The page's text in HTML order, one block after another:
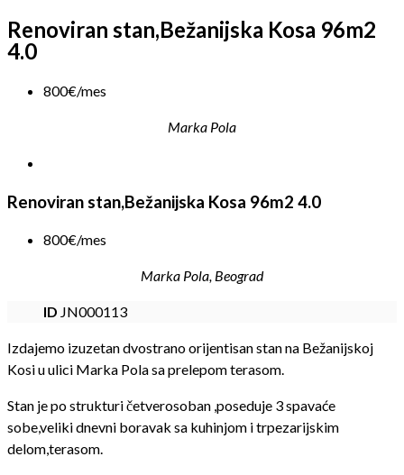
Renoviran stan,Bežanijska Kosa 96m2
4.0
800€/mes
Marka Pola
Renoviran stan,Bežanijska Kosa 96m2 4.0
800€/mes
Marka Pola, Beograd
ID JN000113
Izdajemo izuzetan dvostrano orijentisan stan na Bežanijskoj
Kosi u ulici Marka Pola sa prelepom terasom.
Stan je po strukturi četverosoban ,poseduje 3 spavaće
sobe,veliki dnevni boravak sa kuhinjom i trpezarijskim
delom,terasom.